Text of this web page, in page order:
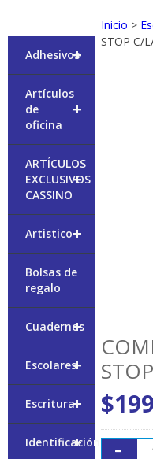
Inicio >
STOP C/
$
+
Adhesivos
+
Artículos
de
oficina
+
ARTÍCULOS
EXCLUSIVOS
CASSINO
+
Artistico
Bolsas de
regalo
+
Cuadernos
+
Escolares
+
Escritura
+
Identificación